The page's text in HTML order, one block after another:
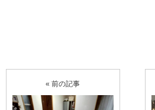
« 前の記事